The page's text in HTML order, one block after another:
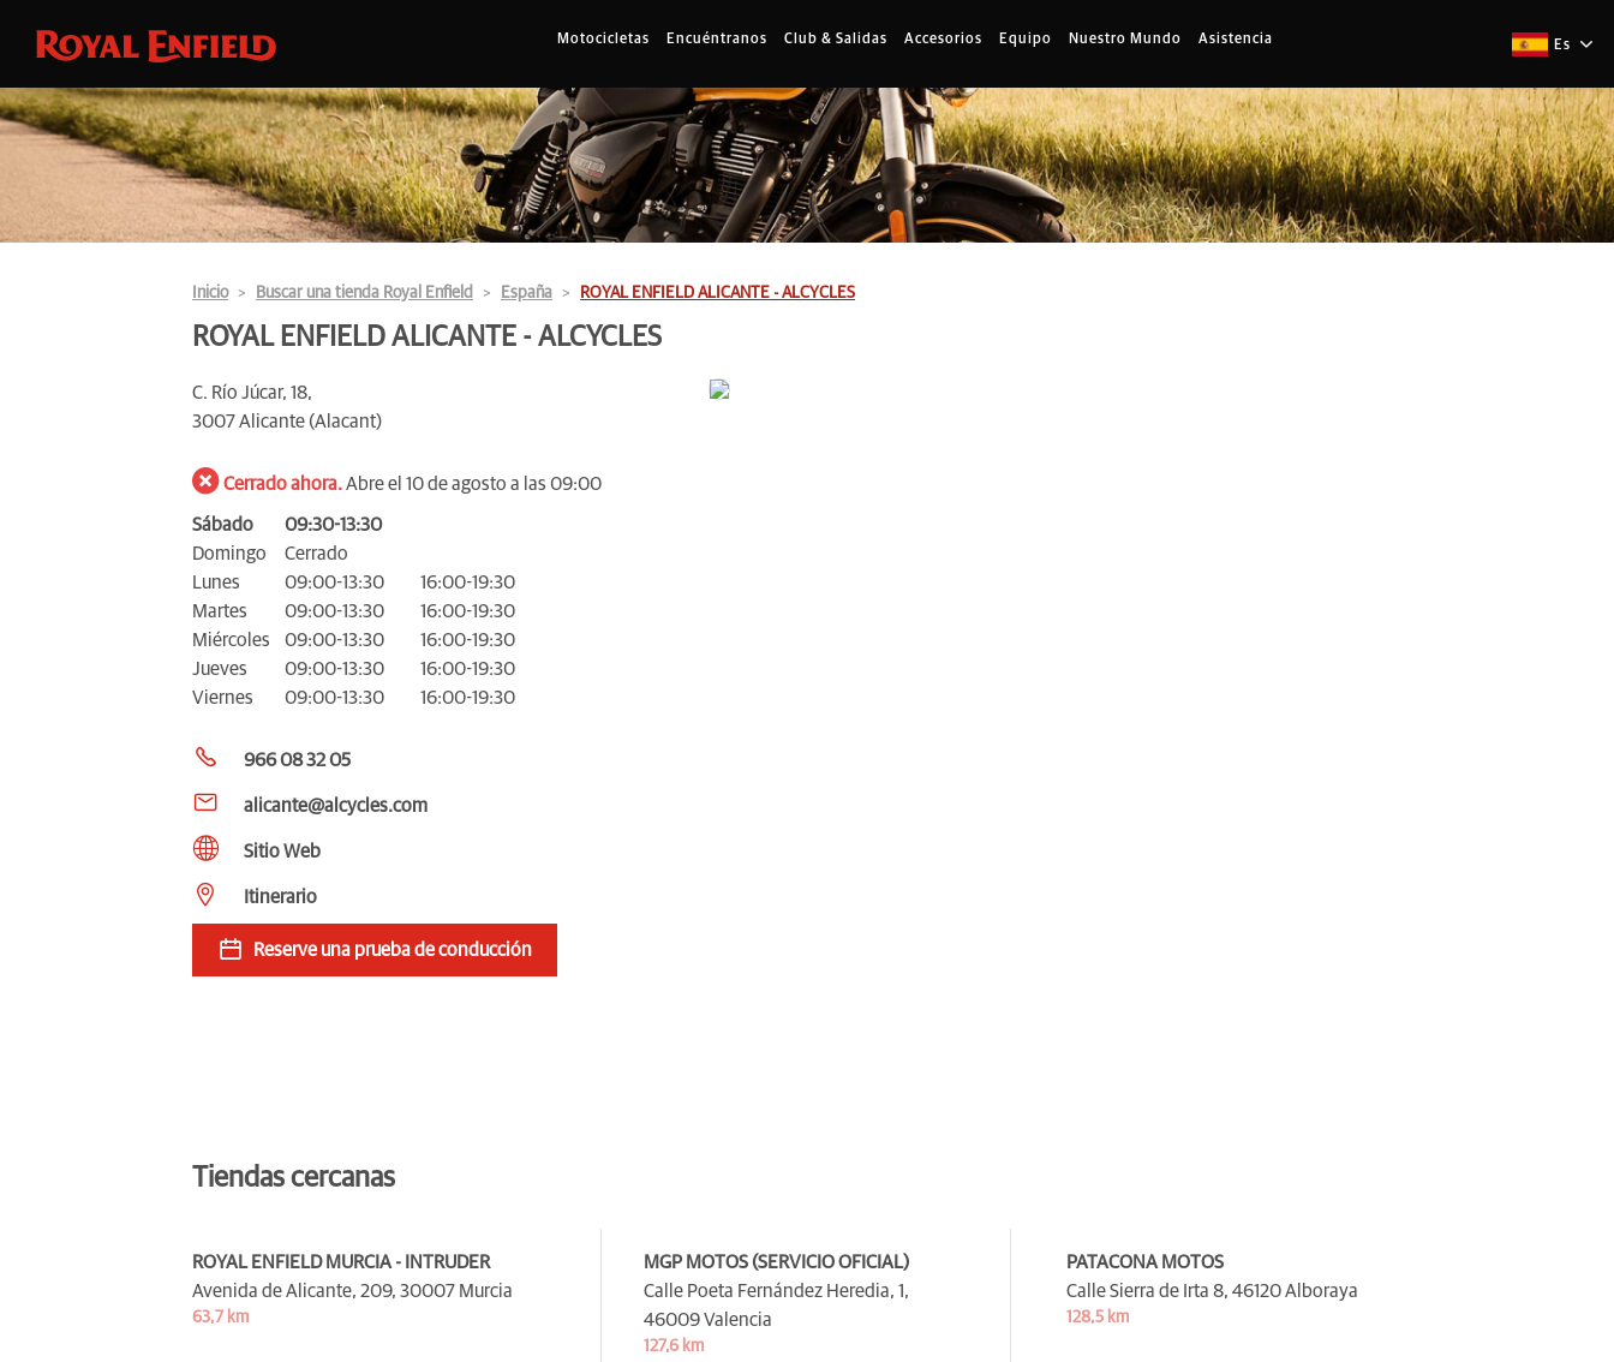
Motocicletas Encuéntranos Club & Salidas Accesorios Equipo Nuestro Mundo Asistencia Es
Inicio Buscar una tienda Royal Enfield España ROYAL ENFIELD ALICANTE - ALCYCLES
ROYAL ENFIELD ALICANTE - ALCYCLES
C. Río Júcar, 18,
3007 Alicante (Alacant)
Cerrado ahora.Abre el 10 de agosto a las 09:00
Sábado
09:30-13:30
Domingo
Cerrado
Lunes
09:00-13:30
16:00-19:30
Martes
09:00-13:30
16:00-19:30
Miércoles
09:00-13:30
16:00-19:30
Jueves
09:00-13:30
16:00-19:30
Viernes
09:00-13:30 16:00-19:30
966 08 32 05
alicante@alcycles.com
Sitio Web
Itinerario
Reserve una prueba de conducción
Tiendas cercanas
ROYAL ENFIELD MURCIA - INTRUDER
Avenida de Alicante, 209, 30007 Murcia
63,7 km
MGP MOTOS (SERVICIO OFICIAL)
Calle Poeta Fernández Heredia, 1,
46009 Valencia
127,6 km
PATACONA MOTOS
Calle Sierra de Irta 8, 46120 Alboraya
128,5 km